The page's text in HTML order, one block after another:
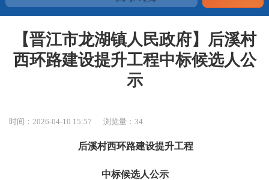
【晋江市龙湖镇人民政府】后溪村
西环路建设提升工程中标候选人公
示
时间：2026-04-10 15:57 浏览量：34
后溪村西环路建设提升工程
中标候选人公示